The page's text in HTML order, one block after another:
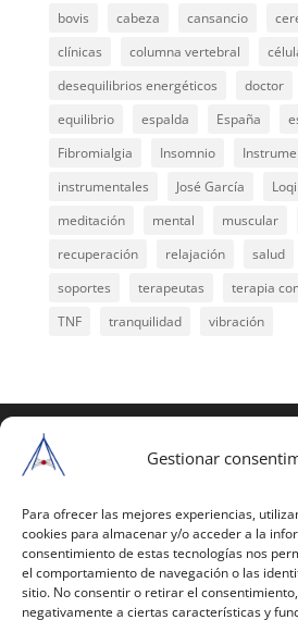
Gestionar
Para ofrecer las mejores experiencias,
cookies para almacenar y/o acceder a la
consentimiento de estas tecnologías nos
el comportamiento de navegación o las
sitio. No consentir o retirar el
negativamente a ciertas características y
bovis
cabeza cansancio
clínicas
columna vertebral
desequilibrios energéticos
doctor
equilibrio
espalda España
Fibromialgia
Insomnio
instrumentales
José García
meditación
mental muscular
recuperación
relajación salud
soportes
terapeutas
terapia
TNF
tranquilidad vibración
reservados
estas páginas o parte de
autorización por escrito a
Todos los instrumentales